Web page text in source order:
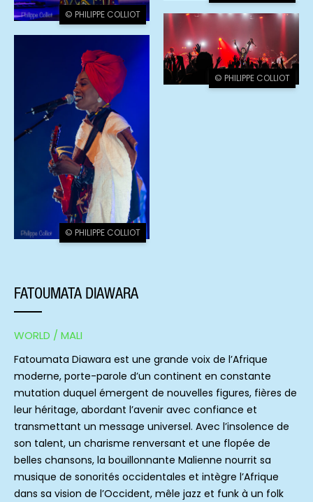
© PHILIPPE COLLIOT
© PHILIPPE COLLIOT
© PHILIPPE COLLIOT
FATOUMATA DIAWARA
WORLD / MALI
Fatoumata Diawara est une grande voix de l’Afrique
moderne, porte-parole d’un continent en constante
mutation duquel émergent de nouvelles figures, fières de
leur héritage, abordant l’avenir avec confiance et
transmettant un message universel. Avec l’insolence de
son talent, un charisme renversant et une flopée de
belles chansons, la bouillonnante Malienne nourrit sa
musique de sonorités occidentales et intègre l’Afrique
dans sa vision de l’Occident, mêle jazz et funk à un folk